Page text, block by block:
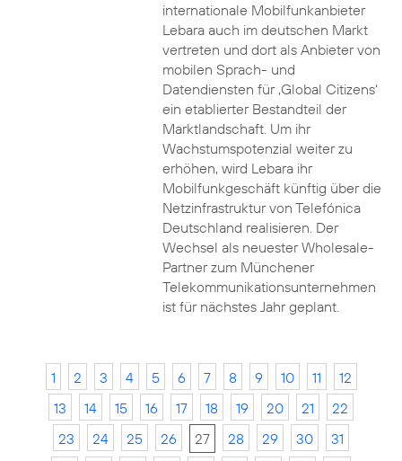
internationale Mobilfunkanbieter
Lebara auch im deutschen Markt
vertreten und dort als Anbieter von
mobilen Sprach- und
Datendiensten für ‚Global Citizens‘
ein etablierter Bestandteil der
Marktlandschaft. Um ihr
Wachstumspotenzial weiter zu
erhöhen, wird Lebara ihr
Mobilfunkgeschäft künftig über die
Netzinfrastruktur von Telefónica
Deutschland realisieren. Der
Wechsel als neuester Wholesale-
Partner zum Münchener
Telekommunikationsunternehmen
ist für nächstes Jahr geplant.
1 2 3 4 5 6 7 8 9 10 11
12
13
14 15 16 17 18 19 20 21
22
23
24 25 26 27 28 29 30
31